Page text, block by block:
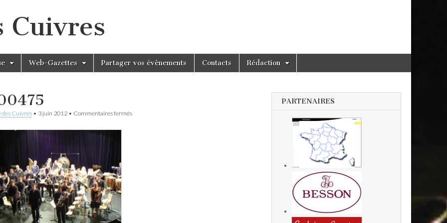
Cuivres
Web-Gazettes Partager vos évènements Contacts Rédaction
des Cuivres • 3 juin 2012 • Commentaires ferméssur
PARTENAIRES